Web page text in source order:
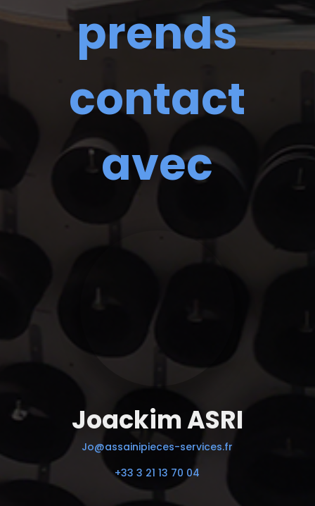
prends
contact
avec
Joackim ASRI
Jo@assainipieces-services.fr
+33 3 21 13 70 04